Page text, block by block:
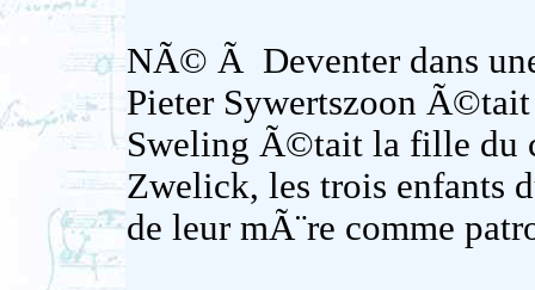
NÃ© Ã Deventer dans
Pieter Sywertszoon Ã©tait
Sweling Ã©tait la fille du
Zwelick, les trois enfants
de leur mÃ¨re comme